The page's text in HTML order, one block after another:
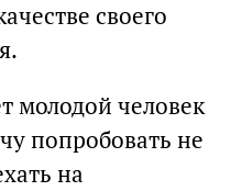
своего
молодой человек
попробовать не
на